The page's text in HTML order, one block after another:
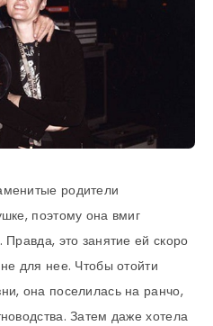
родители
поэтому она вмиг
это занятие ей скоро
для нее. Чтобы отойти
она поселилась на ранчо,
Затем даже хотела